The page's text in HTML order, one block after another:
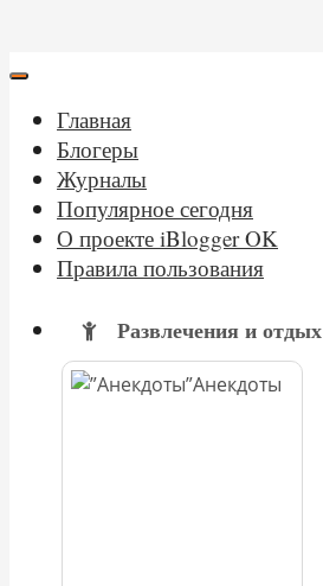
Главная
Блогеры
Журналы
Популярное сегодня
О проекте iBlogger OK
Правила пользования
Развлечения и отдых
Анекдоты